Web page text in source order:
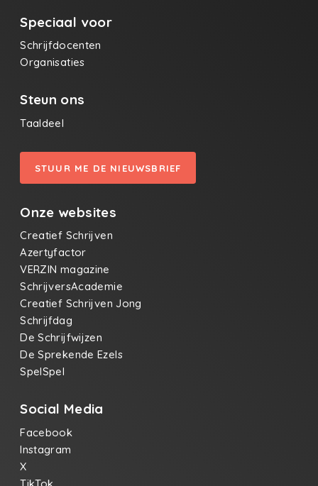
Speciaal voor
Schrijfdocenten
Organisaties
Steun ons
Taaldeel
STUUR ME DE NIEUWSBRIEF
Onze websites
Creatief Schrijven
Azertyfactor
VERZIN magazine
SchrijversAcademie
Creatief Schrijven Jong
Schrijfdag
De Schrijfwijzen
De Sprekende Ezels
SpelSpel
Social Media
Facebook
Instagram
X
TikTok